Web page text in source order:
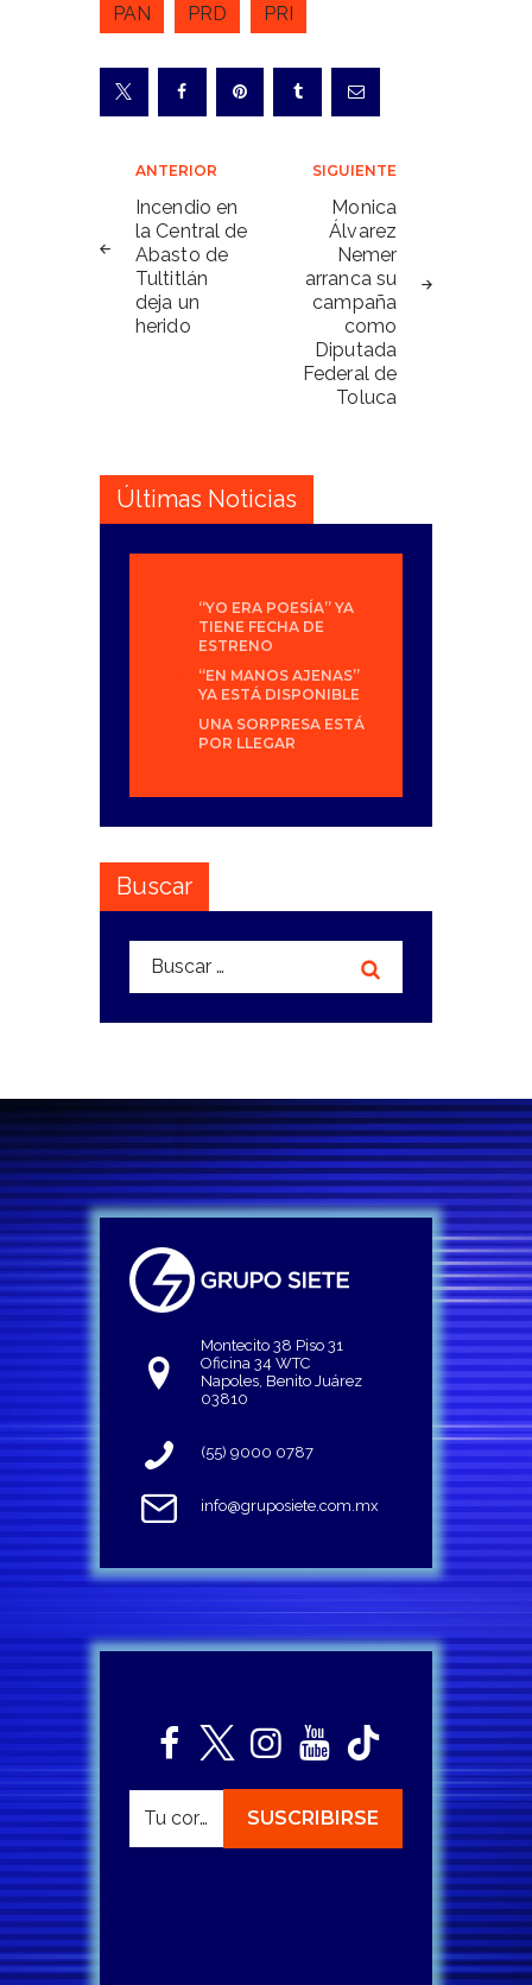
PAN
PRD PRI
Navegación
de
entradas
ANTERIOR
Incendio en
la Central de
Abasto de
Tultitlán
deja un
herido
SIGUIENTE
Monica
Álvarez
Nemer
arranca su
campaña
como
Diputada
Federal de
Toluca
Últimas Noticias
“YO ERA POESÍA” YA
TIENE FECHA DE
ESTRENO
“EN MANOS AJENAS”
YA ESTÁ DISPONIBLE
UNA SORPRESA ESTÁ
POR LLEGAR
Buscar
Buscar:
Montecito 38 Piso 31
Oficina 34 WTC
Napoles, Benito Juárez
03810
(55) 9000 0787
info@gruposiete.com.mx